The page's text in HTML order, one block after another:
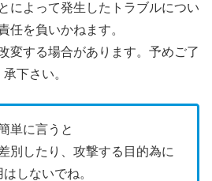
によって発生したトラブルについ
任を負いかねます。
変する場合があります。予めご了
承下さい。
単に言うと
別したり、攻撃する目的為に
しないでね。